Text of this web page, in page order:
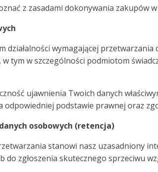
z zasadami dokonywania zakupów
działalności wymagającej
tym w szczególności podmiotom
ujawnienia Twoich danych
odpowiedniej podstawie prawnej oraz
osobowych (retencja)
stanowi nasz uzasadniony
do zgłoszenia skutecznego sprzeciwu